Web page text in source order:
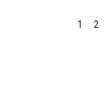
1 2